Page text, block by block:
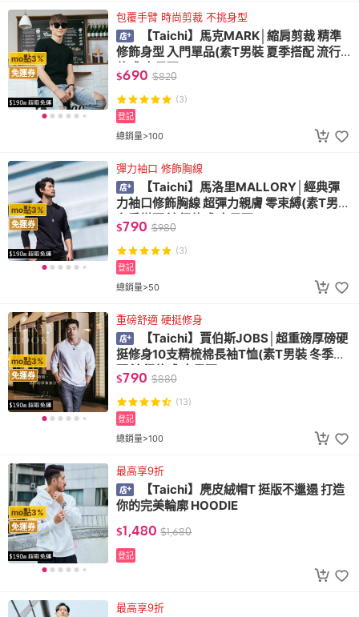
mo點3%
免運券
包覆手臂 時尚剪裁 不挑身型
【Taichi】馬克MARK│縮肩剪裁 精準
修飾身型 入門單品(素T男裝 夏季搭配 流行
款式 大尺碼)
$690 $820
(3)
總銷量>100
登記
mo點3%
免運券
彈力袖口 修飾胸線
【Taichi】馬洛里MALLORY│經典彈
力袖口修飾胸線 超彈力親膚 零束縛(素T男裝
冬季搭配 流行款式 大尺碼)
$790 $980
(3)
總銷量>50
登記
mo點3%
免運券
重磅舒適 硬挺修身
【Taichi】賈伯斯JOBS│超重磅厚磅硬
挺修身10支精梳棉長袖T恤(素T男裝 冬季搭
配 流行款式 大尺碼)
$790 $880
(13)
總銷量>100
登記
mo點3%
免運券
最高享9折
【Taichi】麂皮絨帽T 挺版不邋遢 打造
你的完美輪廓 HOODIE
$1,480 $1,680
登記
最高享9折